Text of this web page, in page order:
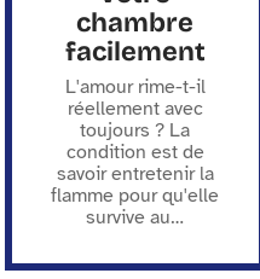
chambre
facilement
L'amour rime-t-il
réellement avec
toujours ? La
condition est de
savoir entretenir la
flamme pour qu'elle
survive au…